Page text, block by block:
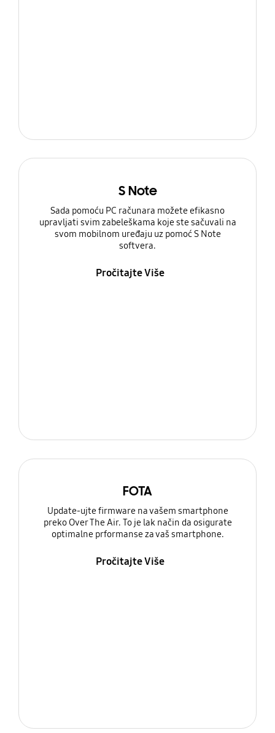
S Note
Sada pomoću PC računara možete efikasno
upravljati svim zabeleškama koje ste sačuvali na
svom mobilnom uređaju uz pomoć S Note
softvera.
Pročitajte Više
FOTA
Update-ujte firmware na vašem smartphone
preko Over The Air. To je lak način da osigurate
optimalne prformanse za vaš smartphone.
Pročitajte Više